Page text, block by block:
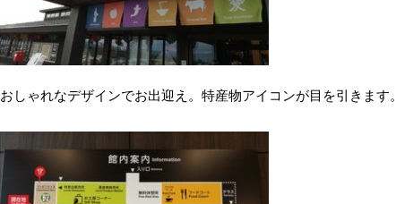
おしゃれなデザインでお出迎え。特産物アイコンが目を引きます。